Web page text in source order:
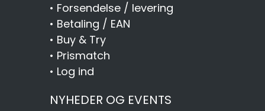
• Forsendelse / levering
• Betaling / EAN
• Buy & Try
• Prismatch
• Log ind
NYHEDER OG EVENTS